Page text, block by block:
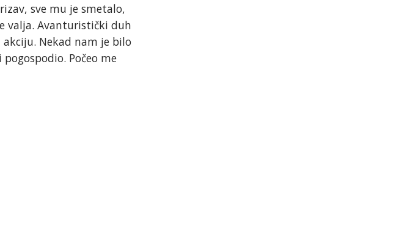
sve mu je smetalo,
valja. Avanturistički duh
Nekad nam je bilo
Počeo me